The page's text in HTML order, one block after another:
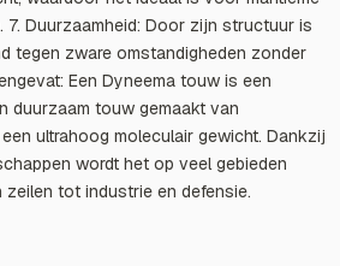
Duurzaamheid: Door zijn structuur is
tegen zware omstandigheden zonder
Een Dyneema touw is een
duurzaam touw gemaakt van
ultrahoog moleculair gewicht. Dankzij
wordt het op veel gebieden
zeilen tot industrie en defensie.